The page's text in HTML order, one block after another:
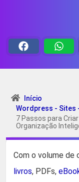
Início
Wordpress - Sites
7 Passos para
Organização
Com o volume de
livros, PDFs,